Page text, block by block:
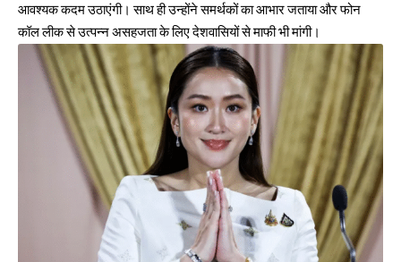
आवश्यक कदम उठाएंगी। साथ ही उन्होंने समर्थकों का आभार जताया और फोन
कॉल लीक से उत्पन्न असहजता के लिए देशवासियों से माफी भी मांगी।